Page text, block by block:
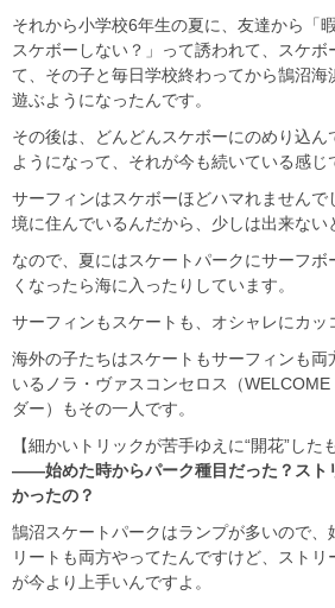
それから小学校6年生の夏に、友達から「
スケボーしない？」って誘われて、スケボ
て、その子と毎日学校終わってから鵠沼
遊ぶようになったんです。
その後は、どんどんスケボーにのめり込ん
ようになって、それが今も続いている感じ
サーフィンはスケボーほどハマれませんで
境に住んでいるんだから、少しは出来ない
なので、夏にはスケートパークにサーフ
くなったら海に入ったりしています。
サーフィンもスケートも、オシャレにカッ
海外の子たちはスケートもサーフィンも両
いるノラ・ヴァスコンセロス（WELCOME
ダー）もその一人です。
【細かいトリックが苦手ゆえに“開花”した
――始めた時からパーク種目だった？スト
かったの？
鵠沼スケートパークはランプが多いので、
リートも両方やってたんですけど、スト
が今より上手いんですよ。